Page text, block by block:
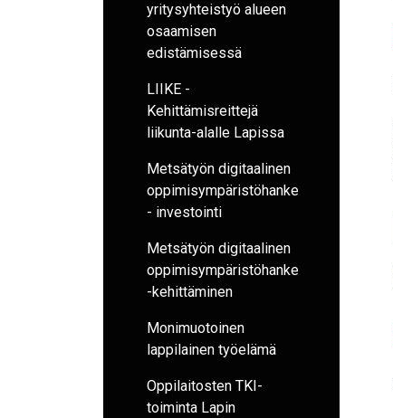
yritysyhteistyö alueen
osaamisen
edistämisessä
LIIKE -
Kehittämisreittejä
liikunta-alalle Lapissa
Metsätyön digitaalinen
oppimisympäristöhanke
- investointi
Metsätyön digitaalinen
oppimisympäristöhanke
-kehittäminen
Monimuotoinen
lappilainen työelämä
Oppilaitosten TKI-
toiminta Lapin